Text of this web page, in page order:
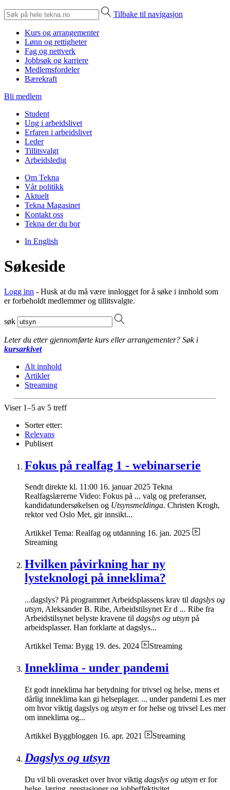
Tilbake til navigasjon
Kurs og arrangementer
Lønn og rettigheter
Fag og nettverk
Jobbsøk og karriere
Medlemsfordeler
Bærekraft
Bli medlem
Student
Ung i arbeidslivet
Erfaren i arbeidslivet
Leder
Tillitsvalgt
Arbeidsledig
Om Tekna
Vår politikk
Aktuelt
Tekna Magasinet
Kontakt oss
Tekna der du bor
In English
Søkeside
Logg inn - Husk at du må være innlogget for å søke i innhold som
er forbeholdt medlemmer og tillitsvalgte.
søk
Leter du etter gjennomførte kurs eller arrangementer? Søk i
kursarkivet
Alt innhold
Artikler
Streaming
Viser 1–5 av 5 treff
Sorter etter:
Relevans
Publisert
Fokus på realfag 1 - webinarserie
Sendt direkte kl. 11:00 16. januar 2025 Tekna
Realfagslærerne Video: Fokus på ... valg og preferanser,
kandidatundersøkelsen og Utsynsmeldinga. Christen Krogh,
rektor ved Oslo Met, gir innsikt...
Artikkel Tema: Realfag og utdanning 16. jan. 2025
Streaming
Hvilken påvirkning har ny
lysteknologi på inneklima?
...dagslys? På programmet Arbeidsplassens krav til dagslys og
utsyn, Aleksander B. Ribe, Arbeidstilsynet Er d ... Ribe fra
Arbeidstilsynet belyste kravene til dagslys og utsyn på
arbeidsplasser. Han forklarte at dagslys...
Artikkel Tema: Bygg 19. des. 2024 Streaming
Inneklima - under pandemi
Et godt inneklima har betydning for trivsel og helse, mens et
dårlig inneklima kan gi helseplager. ... under pandemi Les mer
om hvor viktig dagslys og utsyn er for helse og trivsel Les mer
om inneklima og...
Artikkel Byggbloggen 16. apr. 2021 Streaming
Dagslys og utsyn
Du vil bli overasket over hvor viktig dagslys og utsyn er for